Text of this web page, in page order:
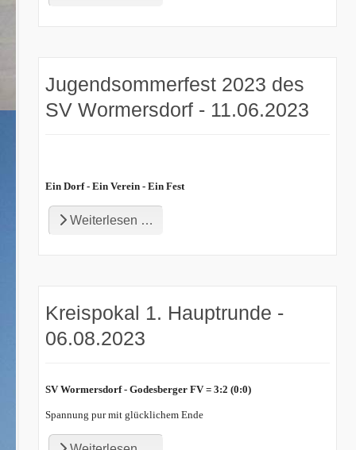
Jugendsommerfest 2023 des
SV Wormersdorf - 11.06.2023
Ein Dorf - Ein Verein - Ein Fest
Weiterlesen …
Kreispokal 1. Hauptrunde -
06.08.2023
SV Wormersdorf - Godesberger FV = 3:2 (0:0)
Spannung pur mit glücklichem Ende